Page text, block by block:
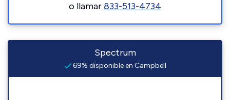
o llamar833-513-4734
Spectrum
69% disponible en Campbell